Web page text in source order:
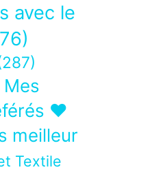
avec le
Mes
❤
meilleur
Textile